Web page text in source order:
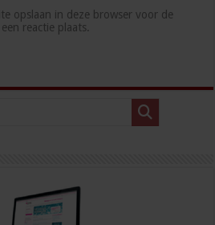
opslaan in deze browser voor de
reactie plaats.